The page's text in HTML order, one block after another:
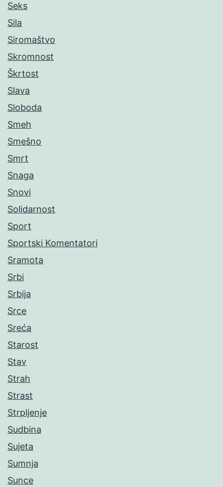
Seks
Sila
Siromaštvo
Skromnost
Škrtost
Slava
Sloboda
Smeh
Smešno
Smrt
Snaga
Snovi
Solidarnost
Sport
Sportski Komentatori
Sramota
Srbi
Srbija
Srce
Sreća
Starost
Stav
Strah
Strast
Strpljenje
Sudbina
Sujeta
Sumnja
Sunce